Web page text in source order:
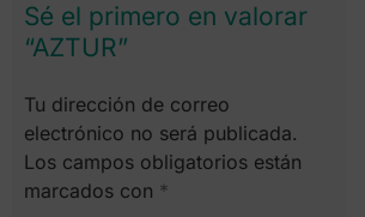
Sé el primero en valorar
“AZTUR”
Tu dirección de correo
electrónico no será publicada.
Los campos obligatorios están
marcados con *